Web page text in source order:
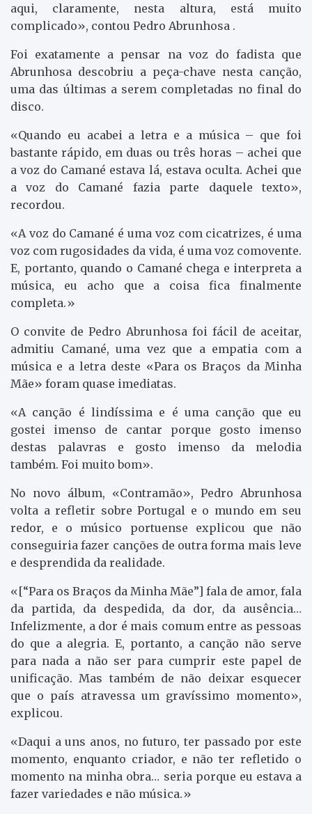
aqui, claramente, nesta altura, está muito
complicado», contou Pedro Abrunhosa .
Foi exatamente a pensar na voz do fadista que
Abrunhosa descobriu a peça-chave nesta canção,
uma das últimas a serem completadas no final do
disco.
«Quando eu acabei a letra e a música – que foi
bastante rápido, em duas ou três horas – achei que
a voz do Camané estava lá, estava oculta. Achei que
a voz do Camané fazia parte daquele texto»,
recordou.
«A voz do Camané é uma voz com cicatrizes, é uma
voz com rugosidades da vida, é uma voz comovente.
E, portanto, quando o Camané chega e interpreta a
música, eu acho que a coisa fica finalmente
completa.»
O convite de Pedro Abrunhosa foi fácil de aceitar,
admitiu Camané, uma vez que a empatia com a
música e a letra deste «Para os Braços da Minha
Mãe» foram quase imediatas.
«A canção é lindíssima e é uma canção que eu
gostei imenso de cantar porque gosto imenso
destas palavras e gosto imenso da melodia
também. Foi muito bom».
No novo álbum, «Contramão», Pedro Abrunhosa
volta a refletir sobre Portugal e o mundo em seu
redor, e o músico portuense explicou que não
conseguiria fazer canções de outra forma mais leve
e desprendida da realidade.
«[“Para os Braços da Minha Mãe”] fala de amor, fala
da partida, da despedida, da dor, da ausência…
Infelizmente, a dor é mais comum entre as pessoas
do que a alegria. E, portanto, a canção não serve
para nada a não ser para cumprir este papel de
unificação. Mas também de não deixar esquecer
que o país atravessa um gravíssimo momento»,
explicou.
«Daqui a uns anos, no futuro, ter passado por este
momento, enquanto criador, e não ter refletido o
momento na minha obra… seria porque eu estava a
fazer variedades e não música.»